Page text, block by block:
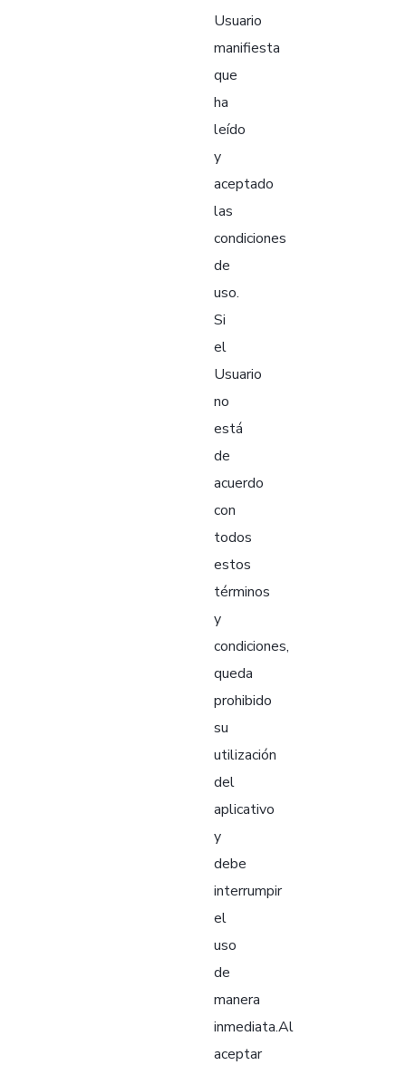
Usuario
manifiesta
que
ha
leído
y
aceptado
las
condiciones
de
uso.
Si
el
Usuario
no
está
de
acuerdo
con
todos
estos
términos
y
condiciones,
queda
prohibido
su
utilización
del
aplicativo
y
debe
interrumpir
el
uso
de
manera
inmediata.Al
aceptar